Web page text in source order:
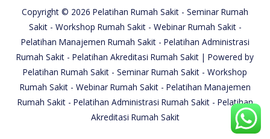
Copyright © 2026 Pelatihan Rumah Sakit - Seminar Rumah
Sakit - Workshop Rumah Sakit - Webinar Rumah Sakit -
Pelatihan Manajemen Rumah Sakit - Pelatihan Administrasi
Rumah Sakit - Pelatihan Akreditasi Rumah Sakit | Powered by
Pelatihan Rumah Sakit - Seminar Rumah Sakit - Workshop
Rumah Sakit - Webinar Rumah Sakit - Pelatihan Manajemen
Rumah Sakit - Pelatihan Administrasi Rumah Sakit - Pelatihan
Akreditasi Rumah Sakit